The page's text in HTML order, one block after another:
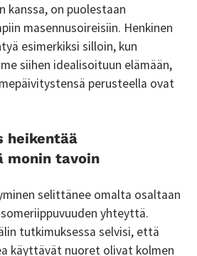
kanssa, on puolestaan
masennusoireisiin. Henkinen
esimerkiksi silloin, kun
siihen idealisoituun elämään,
perusteella ovat
heikentää
monin tavoin
selittänee omalta osaltaan
yhteyttä.
tutkimuksessa selvisi, että
käyttävät nuoret olivat kolmen